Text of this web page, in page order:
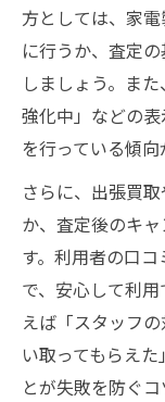
方としては、家
に行うか、査定
しましょう。ま
強化中」などの
を行っている傾向
さらに、出張買
か、査定後のキ
す。利用者の口
で、安心して利
えば「スタッフ
い取ってもらえ
とが失敗を防ぐコ